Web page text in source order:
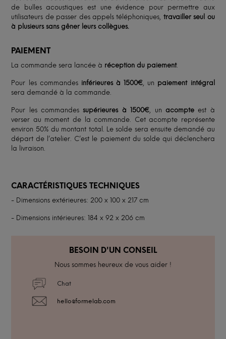
de bulles acoustiques est une évidence pour permettre aux
utilisateurs de passer des appels téléphoniques, travailler seul ou
à plusieurs sans gêner leurs collègues.
PAIEMENT
La commande sera lancée à réception du paiement.
Pour les commandes inférieures à 1500€ , un paiement intégral
sera demandé à la commande.
Pour les commandessupérieures à 1500€ , un acompteest à
verser au moment de la commande. Cet acompte représente
environ 50% du montant total. Le solde sera ensuite demandé au
départ de l’atelier. C’est le paiement du solde qui déclenchera
la livraison.
CARACTÉRISTIQUES TECHNIQUES
- Dimensions extérieures: 200 x 100 x 217 cm
- Dimensions intérieures: 184 x 92 x 206 cm
BESOIN D'UN CONSEIL
Nous sommes heureux de vous aider !
Chat
hello@formelab.com